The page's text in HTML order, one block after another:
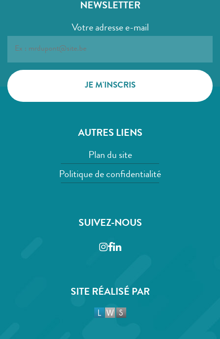
NEWSLETTER
Votre adresse e-mail
AUTRES LIENS
Plan du site
Politique de confidentialité
SUIVEZ-NOUS
Instagram
Facebook
LinkedIn
SITE RÉALISÉ PAR